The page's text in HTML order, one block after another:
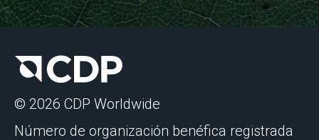
© 2026 CDP Worldwide
Número de organización benéfica registrada